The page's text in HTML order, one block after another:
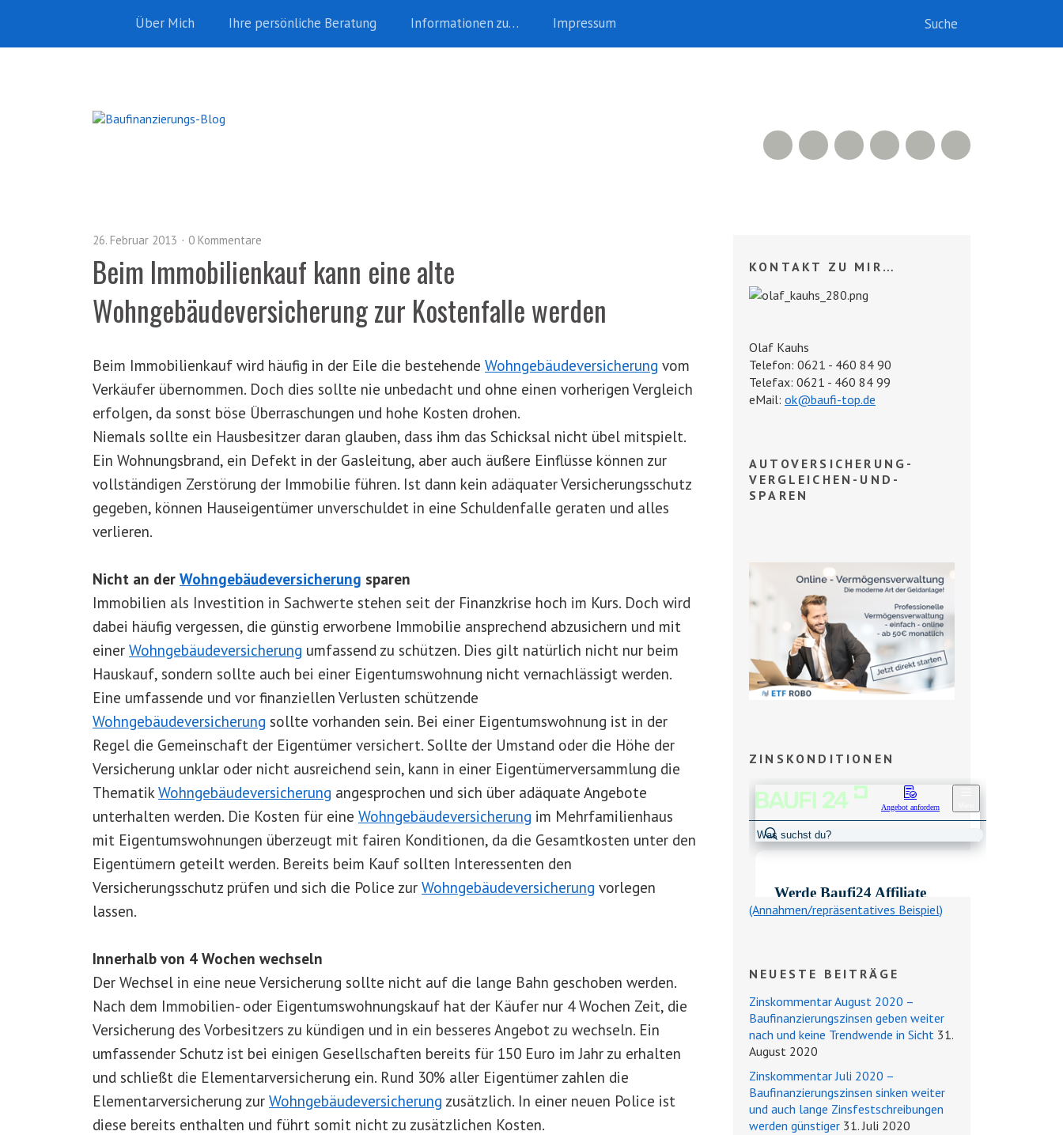
Über Mich Ihre persönliche Beratung Informationen zu… Impressum
Facebook
500px
LinkedIn
Xing
RSS Feed
26. Februar 2013 0 Kommentare
Beim Immobilienkauf kann eine alte
Wohngebäudeversicherung zur Kostenfalle werden
Beim Immobilienkauf wird häufig in der Eile die bestehende Wohngebäudeversicherung vom
Verkäufer übernommen. Doch dies sollte nie unbedacht und ohne einen vorherigen Vergleich
erfolgen, da sonst böse Überraschungen und hohe Kosten drohen.
Niemals sollte ein Hausbesitzer daran glauben, dass ihm das Schicksal nicht übel mitspielt.
Ein Wohnungsbrand, ein Defekt in der Gasleitung, aber auch äußere Einflüsse können zur
vollständigen Zerstörung der Immobilie führen. Ist dann kein adäquater Versicherungsschutz
gegeben, können Hauseigentümer unverschuldet in eine Schuldenfalle geraten und alles
verlieren.
Nicht an der Wohngebäudeversicherung sparen
Immobilien als Investition in Sachwerte stehen seit der Finanzkrise hoch im Kurs. Doch wird
dabei häufig vergessen, die günstig erworbene Immobilie ansprechend abzusichern und mit
einer Wohngebäudeversicherung umfassend zu schützen. Dies gilt natürlich nicht nur beim
Hauskauf, sondern sollte auch bei einer Eigentumswohnung nicht vernachlässigt werden.
Eine umfassende und vor finanziellen Verlusten schützende
Wohngebäudeversicherung sollte vorhanden sein. Bei einer Eigentumswohnung ist in der
Regel die Gemeinschaft der Eigentümer versichert. Sollte der Umstand oder die Höhe der
Versicherung unklar oder nicht ausreichend sein, kann in einer Eigentümerversammlung die
ThematikWohngebäudeversicherung angesprochen und sich über adäquate Angebote
unterhalten werden. Die Kosten für eine Wohngebäudeversicherung im Mehrfamilienhaus
mit Eigentumswohnungen überzeugt mit fairen Konditionen, da die Gesamtkosten unter den
Eigentümern geteilt werden. Bereits beim Kauf sollten Interessenten den
Versicherungsschutz prüfen und sich die Police zur Wohngebäudeversicherung vorlegen
lassen.
Innerhalb von 4 Wochen wechseln
Der Wechsel in eine neue Versicherung sollte nicht auf die lange Bahn geschoben werden.
Nach dem Immobilien- oder Eigentumswohnungskauf hat der Käufer nur 4 Wochen Zeit, die
Versicherung des Vorbesitzers zu kündigen und in ein besseres Angebot zu wechseln. Ein
umfassender Schutz ist bei einigen Gesellschaften bereits für 150 Euro im Jahr zu erhalten
und schließt die Elementarversicherung ein. Rund 30% aller Eigentümer zahlen die
Elementarversicherung zur Wohngebäudeversicherung zusätzlich. In einer neuen Police ist
diese bereits enthalten und führt somit nicht zu zusätzlichen Kosten.
KONTAKT ZU MIR…
Olaf Kauhs
Telefon: 0621 - 460 84 90
Telefax: 0621 - 460 84 99
eMail: ok@baufi-top.de
AUTOVERSICHERUNG-
VERGLEICHEN-UND-
SPAREN
ZINSKONDITIONEN
(Annahmen/repräsentatives Beispiel)
NEUESTE BEITRÄGE
Zinskommentar August 2020 –
Baufinanzierungszinsen geben weiter
nach und keine Trendwende in Sicht 31.
August 2020
Zinskommentar Juli 2020 –
Baufinanzierungszinsen sinken weiter
und auch lange Zinsfestschreibungen
werden günstiger 31. Juli 2020